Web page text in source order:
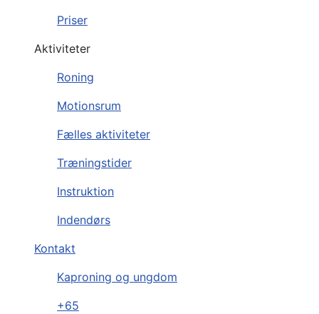
Priser
Aktiviteter
Roning
Motionsrum
Fælles aktiviteter
Træningstider
Instruktion
Indendørs
Kontakt
Kaproning og ungdom
+65